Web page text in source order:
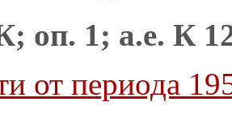
оп. 1; а.е. К
от периода